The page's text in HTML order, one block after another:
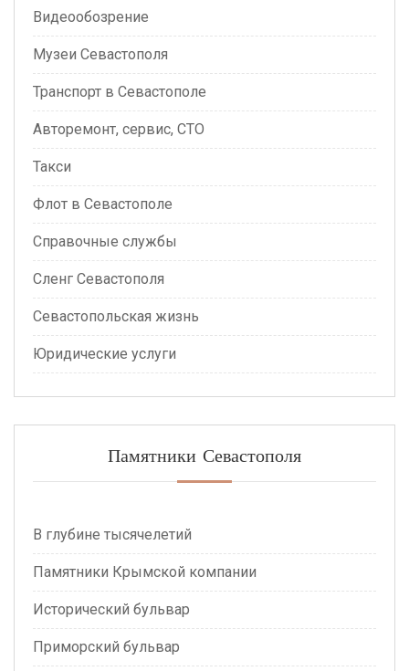
Видеообозрение
Музеи Севастополя
Транспорт в Севастополе
Авторемонт, сервис, СТО
Такси
Флот в Севастополе
Справочные службы
Сленг Севастополя
Севастопольская жизнь
Юридические услуги
Памятники Севастополя
В глубине тысячелетий
Памятники Крымской компании
Исторический бульвар
Приморский бульвар